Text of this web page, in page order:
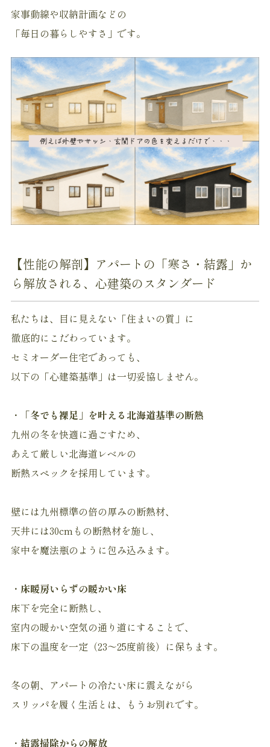
家事動線や収納計画などの
「毎日の暮らしやすさ」です。
【性能の解剖】アパートの「寒さ・結露」か
ら解放される、心建築のスタンダード
私たちは、目に見えない「住まいの質」に
徹底的にこだわっています。
セミオーダー住宅であっても、
以下の「心建築基準」は一切妥協しません。
・
「冬でも裸足」を叶える北海道基準の断熱
九州の冬を快適に過ごすため、
あえて厳しい北海道レベルの
断熱スペックを採用しています。
壁には九州標準の倍の厚みの断熱材、
天井には30cmもの断熱材を施し、
家中を魔法瓶のように包み込みます。
・ 床暖房いらずの暖かい床
床下を完全に断熱し、
室内の暖かい空気の通り道にすることで、
床下の温度を一定（23～25度前後）に保ちます。
冬の朝、アパートの冷たい床に震えながら
スリッパを履く生活とは、もうお別れです。
・ 結露掃除からの解放